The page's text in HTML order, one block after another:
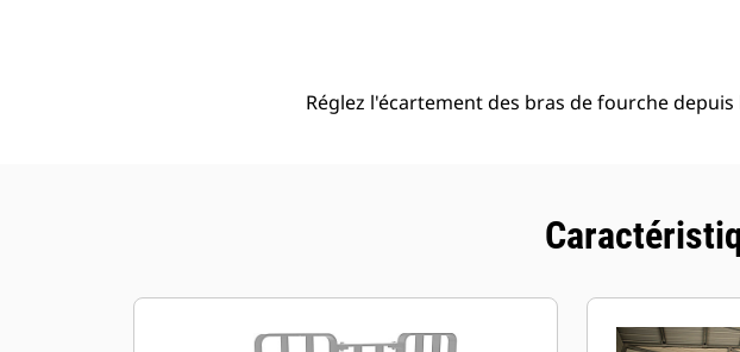
Réglez l'écartement des bras de fourche